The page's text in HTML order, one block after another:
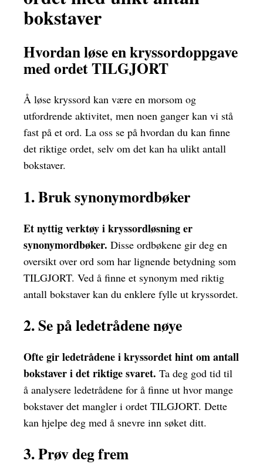
bokstaver
Hvordan løse en kryssordoppgave
med ordet TILGJORT
Å løse kryssord kan være en morsom og
utfordrende aktivitet, men noen ganger kan vi stå
fast på et ord. La oss se på hvordan du kan finne
det riktige ordet, selv om det kan ha ulikt antall
bokstaver.
1. Bruk synonymordbøker
Et nyttig verktøy i kryssordløsning er
synonymordbøker. Disse ordbøkene gir deg en
oversikt over ord som har lignende betydning som
TILGJORT. Ved å finne et synonym med riktig
antall bokstaver kan du enklere fylle ut kryssordet.
2. Se på ledetrådene nøye
Ofte gir ledetrådene i kryssordet hint om antall
bokstaver i det riktige svaret. Ta deg god tid til
å analysere ledetrådene for å finne ut hvor mange
bokstaver det mangler i ordet TILGJORT. Dette
kan hjelpe deg med å snevre inn søket ditt.
3. Prøv deg frem